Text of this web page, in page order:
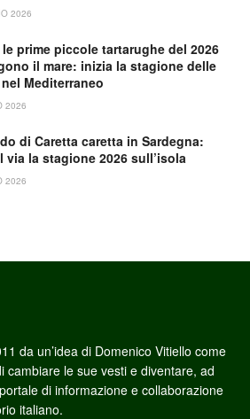
2026
prime piccole tartarughe del 2026
il mare: inizia la stagione delle
Mediterraneo
2026
di Caretta caretta in Sardegna:
via la stagione 2026 sull’isola
2026
da un’idea di Domenico Vitiello come
cambiare le sue vesti e diventare, ad
di informazione e collaborazione
italiano.